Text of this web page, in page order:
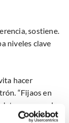
sostiene.
niveles clave
hacer
“Fijaos en
macro y la